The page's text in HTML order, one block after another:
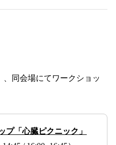
、同会場にてワークショッ
プ「心臓ピクニック」